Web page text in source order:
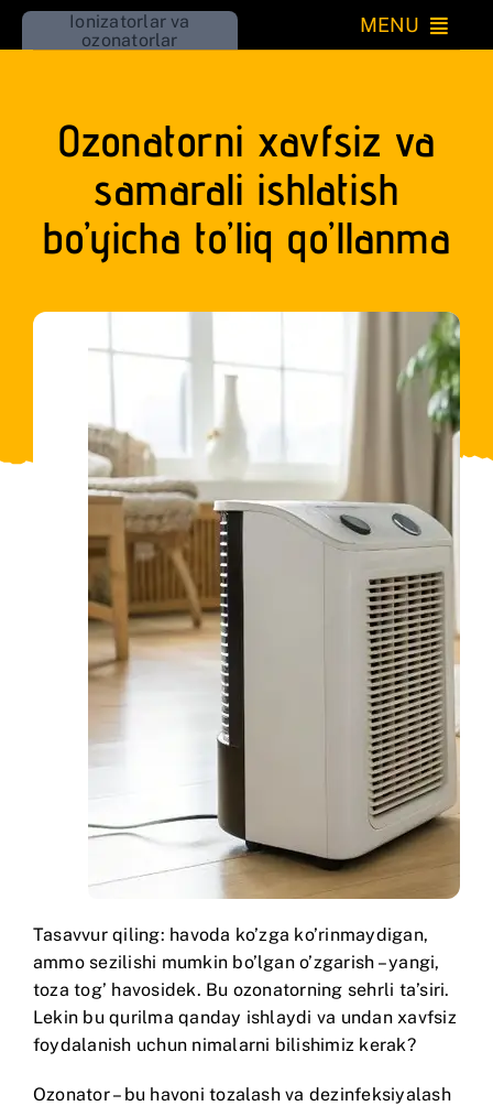
Skip
to
Ionizatorlar va
ozonatorlar
MENU
Kichik
O’rnatiladigan
Iqlim
Uy
Ozonatorni xavfsiz va
samarali ishlatish
bo’yicha to’liq qo’llanma
Tasavvur qiling: havoda ko’zga ko’rinmaydigan,
ammo sezilishi mumkin bo’lgan o’zgarish – yangi,
toza tog’ havosidek. Bu ozonatorning sehrli ta’siri.
Lekin bu qurilma qanday ishlaydi va undan xavfsiz
foydalanish uchun nimalarni bilishimiz kerak?
Ozonator – bu havoni tozalash va dezinfeksiyalash